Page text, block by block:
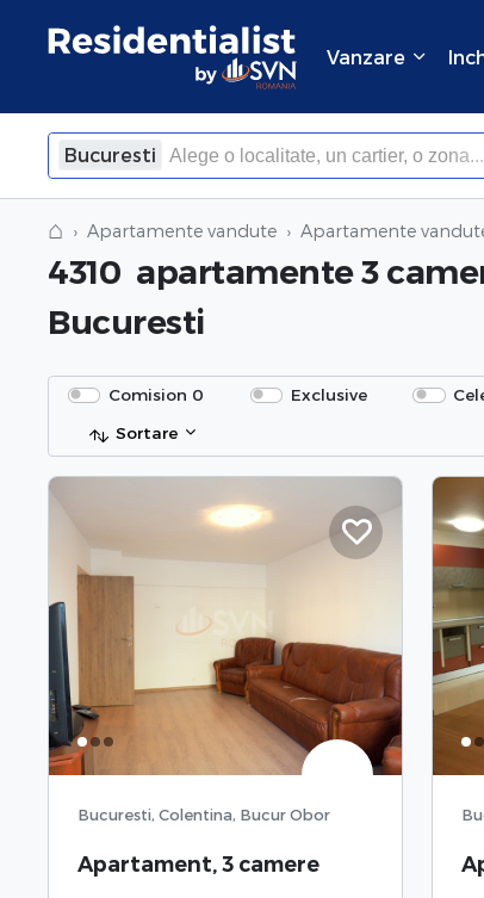
Vanzare
Bucuresti
×Inchide
⌂ Apartamente vandute Apartamente
4310 apartamente 3
Bucuresti
Comision 0 Exclusive
Sortare
Bucuresti, Colentina, Bucur Obor
Apartament, 3 camere